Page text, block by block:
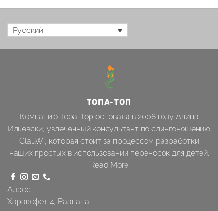
Русский
ТОПА-ТОП
Компанию Topa-Top основала в 2008 году Алина
Ильевски, увлеченный консультант по слингоношению
ClauWi, которая стоит за процессом разработки
наших простых в использовании переносок для детей.
Read More
Адрес
Харакефет 4, Раанана